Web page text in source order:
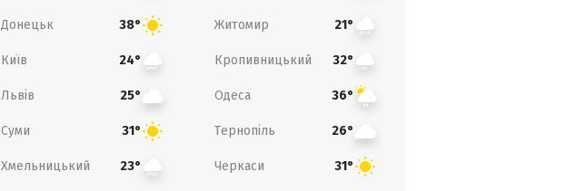
Донецьк 38° Житомир 21°
Київ 24° Кропивницький 32°
Львів 25° Одеса 36°
Суми 31° Тернопіль 26°
Хмельницький 23° Черкаси 31°